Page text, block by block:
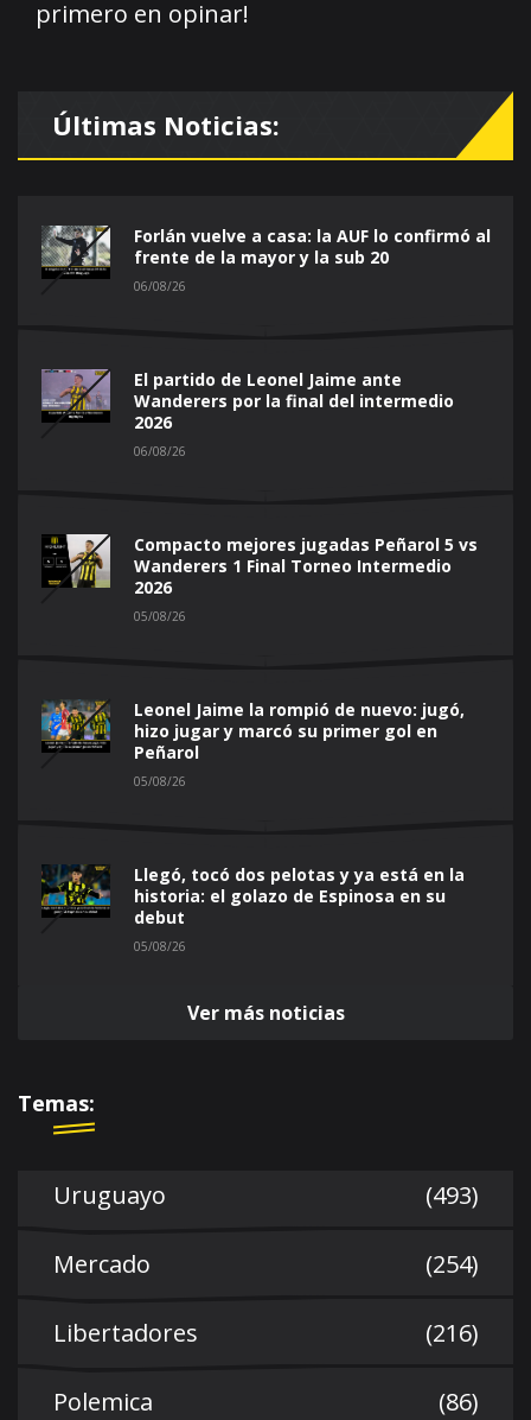
primero en opinar!
Últimas Noticias:
Forlán vuelve a casa: la AUF lo confirmó al
frente de la mayor y la sub 20
06/08/26
El partido de Leonel Jaime ante
Wanderers por la final del intermedio
2026
06/08/26
Compacto mejores jugadas Peñarol 5 vs
Wanderers 1 Final Torneo Intermedio
2026
05/08/26
Leonel Jaime la rompió de nuevo: jugó,
hizo jugar y marcó su primer gol en
Peñarol
05/08/26
Llegó, tocó dos pelotas y ya está en la
historia: el golazo de Espinosa en su
debut
05/08/26
Ver más noticias
Temas:
Uruguayo (493)
Mercado (254)
Libertadores (216)
Polemica (86)